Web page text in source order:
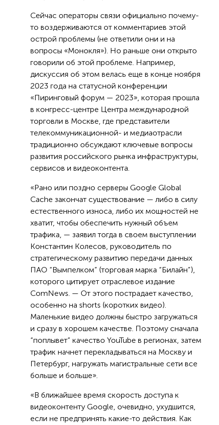
Сейчас операторы связи официально почему-
то воздерживаются от комментариев этой
острой проблемы (не ответили они и на
вопросы «Монокля»). Но раньше они открыто
говорили об этой проблеме. Например,
дискуссия об этом велась еще в конце ноября
2023 года на статусной конференции
«Пиринговый форум — 2023», которая прошла
в конгресс-центре Центра международной
торговли в Москве, где представители
телекоммуникационной- и медиаотрасли
традиционно обсуждают ключевые вопросы
развития российского рынка инфраструктуры,
сервисов и видеоконтента.
«Рано или поздно серверы Google Global
Cache закончат существование — либо в силу
естественного износа, либо их мощностей не
хватит, чтобы обеспечить нужный объем
трафика, — заявил тогда в своем выступлении
Константин Колесов, руководитель по
стратегическому развитию передачи данных
ПАО “Вымпелком” (торговая марка “Билайн”),
которого цитирует отраслевое издание
ComNews. — От этого пострадает качество,
особенно на shorts (коротких видео).
Маленькие видео должны быстро загружаться
и сразу в хорошем качестве. Поэтому сначала
“поплывет” качество YouTube в регионах, затем
трафик начнет перекладываться на Москву и
Петербург, нагружать магистральные сети все
больше и больше».
«В ближайшее время скорость доступа к
видеоконтенту Google, очевидно, ухудшится,
если не предпринять какие-то действия. Как